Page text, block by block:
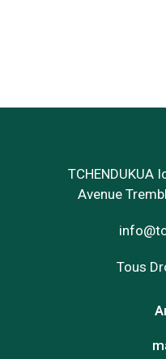
TCHENDUKUA
Avenue
Tous